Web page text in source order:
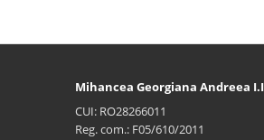
Mihancea Georgiana Andreea
CUI: RO28266011
Reg. com.: F05/610/2011